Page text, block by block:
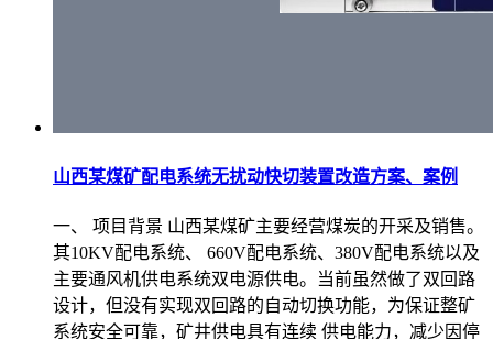
山西某煤矿配电系统无扰动快切装置改造方案、案例
一、 项目背景 山西某煤矿主要经营煤炭的开采及销售。
其10KV配电系统、 660V配电系统、380V配电系统以及
主要通风机供电系统双电源供电。当前虽然做了双回路
设计，但没有实现双回路的自动切换功能，为保证整矿
系统安全可靠，矿井供电具有连续 供电能力，减少因停